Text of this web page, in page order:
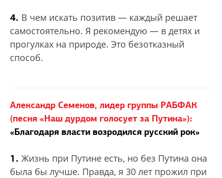
4. В чем искать позитив — каждый решает
самостоятельно. Я рекомендую — в детях и
прогулках на природе. Это безотказный
способ.
Александр Семенов, лидер группы РАБФАК
(песня «Наш дурдом голосует за Путина»):
«Благодаря власти возродился русский рок»
1. Жизнь при Путине есть, но без Путина она
была бы лучше. Правда, я 30 лет прожил при